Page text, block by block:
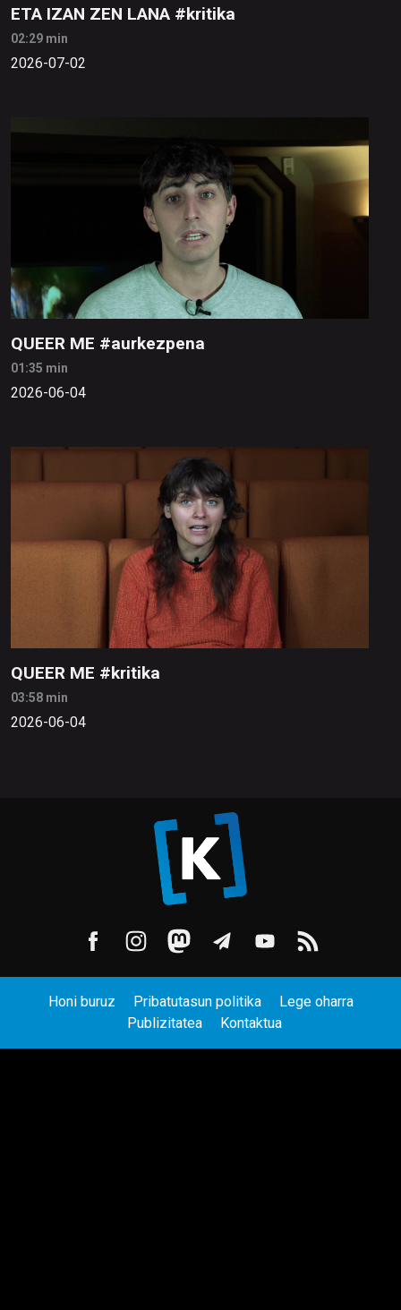
ETA IZAN ZEN LANA #kritika
02:29 min
2026-07-02
QUEER ME #aurkezpena
01:35 min
2026-06-04
QUEER ME #kritika
03:58 min
2026-06-04
Honi buruz Pribatutasun politika
Lege oharra
Publizitatea
Kontaktua